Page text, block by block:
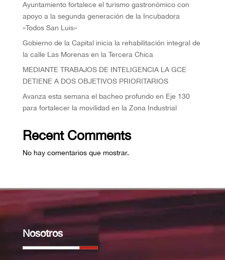
Ayuntamiento fortalece el turismo gastronómico con
apoyo a la segunda generación de la Incubadora
«Todos San Luis»
Gobierno de la Capital inicia la rehabilitación integral de
la calle Las Morenas en la Tercera Chica
MEDIANTE TRABAJOS DE INTELIGENCIA LA GCE
DETIENE A DOS OBJETIVOS PRIORITARIOS
Avanza esta semana el bacheo profundo en Eje 130
para fortalecer la movilidad en la Zona Industrial
Recent Comments
No hay comentarios que mostrar.
Nosotros